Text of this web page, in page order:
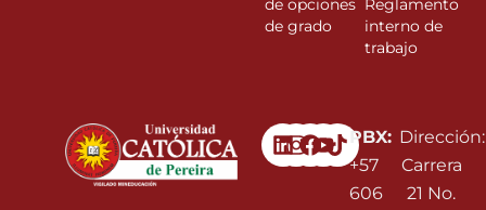
Linkedin
Instagram
Facebook
Youtube
PBX:
+57
606
Dirección:
Carrera
21 No.
de opciones
de grado
Reglamento
interno de
trabajo